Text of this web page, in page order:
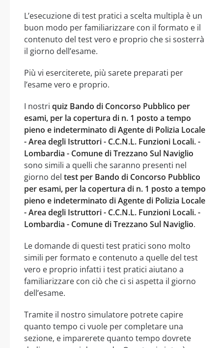
L’esecuzione di test pratici a scelta multipla è un
buon modo per familiarizzare con il formato e il
contenuto del test vero e proprio che si sosterrà
il giorno dell’esame.
Più vi eserciterete, più sarete preparati per
l’esame vero e proprio.
I nostri quiz Bando di Concorso Pubblico per
esami, per la copertura di n. 1 posto a tempo
pieno e indeterminato di Agente di Polizia Locale
- Area degli Istruttori - C.C.N.L. Funzioni Locali. -
Lombardia - Comune di Trezzano Sul Naviglio
sono simili a quelli che saranno presenti nel
giorno del test per Bando di Concorso Pubblico
per esami, per la copertura di n. 1 posto a tempo
pieno e indeterminato di Agente di Polizia Locale
- Area degli Istruttori - C.C.N.L. Funzioni Locali. -
Lombardia - Comune di Trezzano Sul Naviglio.
Le domande di questi test pratici sono molto
simili per formato e contenuto a quelle del test
vero e proprio infatti i test pratici aiutano a
familiarizzare con ciò che ci si aspetta il giorno
dell’esame.
Tramite il nostro simulatore potrete capire
quanto tempo ci vuole per completare una
sezione, e imparerete quanto tempo dovrete